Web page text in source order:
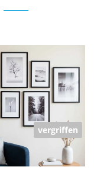
vergriffen